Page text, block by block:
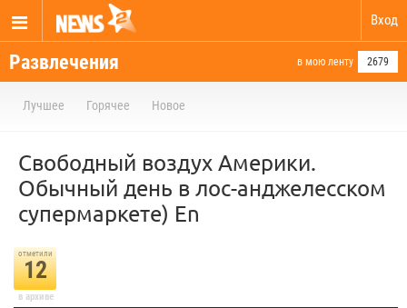
Вход
Развлечения в мою ленту 2679
Лучшее Горячее Новое
Свободный воздух Америки.
Обычный день в лос-анджелесском
супермаркете) En
отметили
12
в архиве